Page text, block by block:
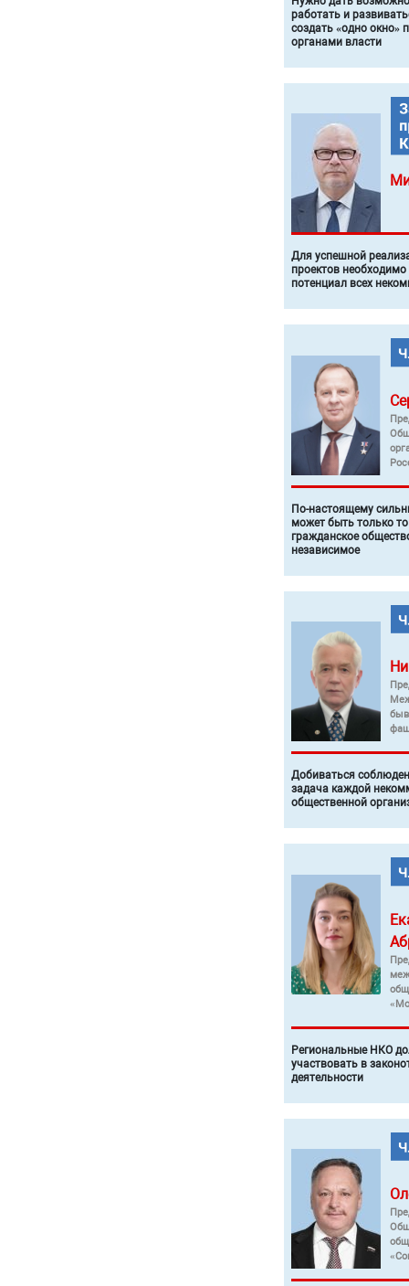
работать и
создать «одно окно»
органами власти
Для успешной
проектов
потенциал всех
По-настоящему
может быть только
гражданское
независимое
Добиваться
задача каждой
общественной
Региональные НКО
участвовать в
деятельности